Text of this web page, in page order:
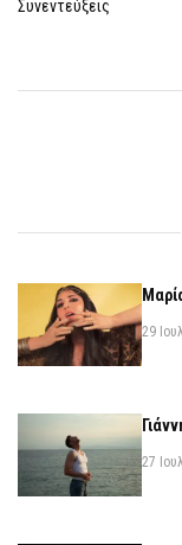
Συνεντεύξεις
29
27